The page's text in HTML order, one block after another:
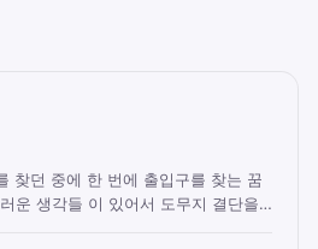
찾던 중에 한 번에 출입구를 찾는 꿈
운 생각들 이 있어서 도무지 결단을